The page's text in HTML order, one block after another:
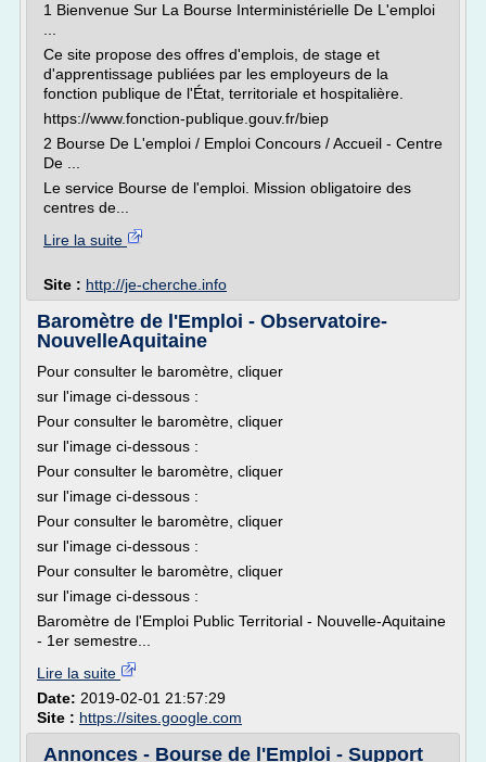
1 Bienvenue Sur La Bourse Interministérielle De L'emploi
Ce site propose des offres d'emplois, de stage et
d'apprentissage publiées par les employeurs de la
fonction publique de l'État, territoriale et hospitalière.
https://www.fonction-publique.gouv.fr/biep
2 Bourse De L'emploi / Emploi Concours / Accueil - Centre
De ...
Le service Bourse de l'emploi. Mission obligatoire des
centres de...
Lire la suite
Site : http://je-cherche.info
Baromètre de l'Emploi - Observatoire-
NouvelleAquitaine
Pour consulter le baromètre, cliquer
sur l'image ci-dessous :
Pour consulter le baromètre, cliquer
sur l'image ci-dessous :
Pour consulter le baromètre, cliquer
sur l'image ci-dessous :
Pour consulter le baromètre, cliquer
sur l'image ci-dessous :
Pour consulter le baromètre, cliquer
sur l'image ci-dessous :
Baromètre de l'Emploi Public Territorial - Nouvelle-Aquitaine
- 1er semestre...
Lire la suite
Date: 2019-02-01 21:57:29
Site : https://sites.google.com
Annonces - Bourse de l'Emploi - Support